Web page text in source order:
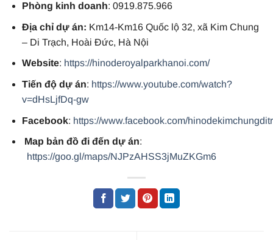
Phòng kinh doanh: 0919.875.966
Địa chỉ dự án: Km14-Km16 Quốc lộ 32, xã Kim Chung
– Di Trạch, Hoài Đức, Hà Nội
Website: https://hinoderoyalparkhanoi.com/
Tiến độ dự án: https://www.youtube.com/watch?
v=dHsLjfDq-gw
Facebook: https://www.facebook.com/
Map bản đồ đi đến dự án:
https://goo.gl/maps/NJPzAHSS3jMuZKGm6